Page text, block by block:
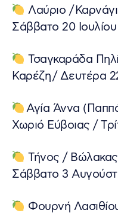
Λαύριο /
Σάββατο 20 Ιουλίου
Τσαγκαράδα
Καρέζη / Δευτέρα
Αγία Άννα
Χωριό Εύβοιας /
Τήνος /
Σάββατο 3
Φουρνή